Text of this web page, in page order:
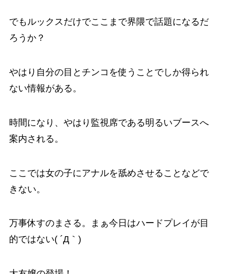
でもルックスだけでここまで界隈で話題になるだ
ろうか？
やはり自分の目とチンコを使うことでしか得られ
ない情報がある。
時間になり、やはり監視席である明るいブースへ
案内される。
ここでは女の子にアナルを舐めさせることなどで
きない。
万事休すのまさる。まぁ今日はハードプレイが目
的ではない( ´Д｀)